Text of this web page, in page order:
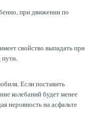
при движении по
свойство выпадать при
пути.
Если поставить
колебаний будет менее
неровность на асфальте